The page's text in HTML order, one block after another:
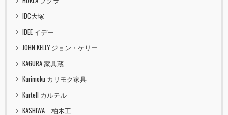
IDC大塚
IDEE イデー
JOHN KELLY ジョン・ケリー
KAGURA 家具蔵
Karimoku カリモク家具
Kartell カルテル
KASHIWA 柏木工